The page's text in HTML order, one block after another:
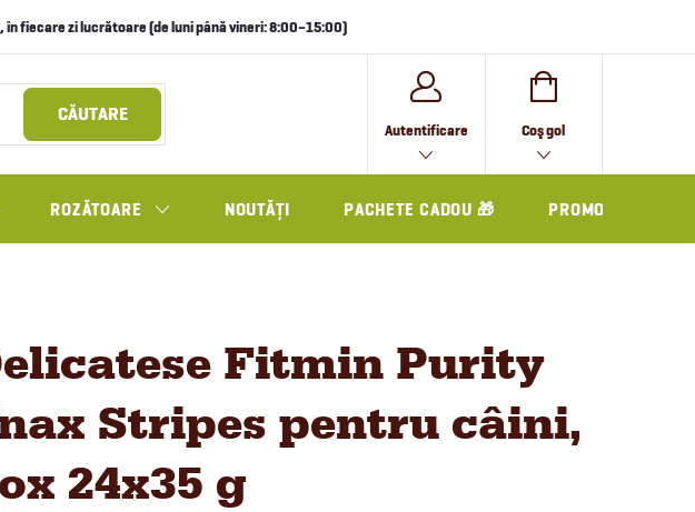
fiecare zi lucrătoare (de luni până vineri: 8:00–15:00)
CĂUTARE
Autentificare
COŞ
DE
CUMPĂRĂTURI
Coş gol
ROZĂTOARE NOUTĂȚI PACHETE CADOU 🎁 PROMO
Fitmin Purity
Stripes pentru câini,
24x35 g